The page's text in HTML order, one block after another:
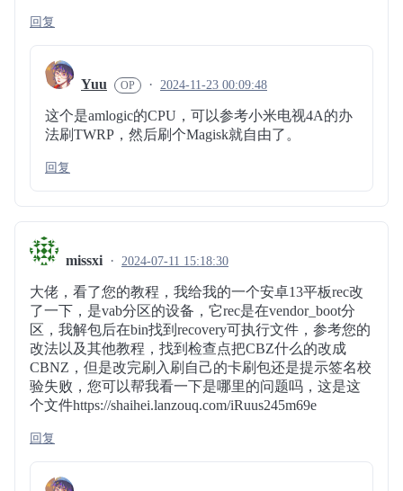
回复
Yuu 2024-11-23 00:09:48
这个是amlogic的CPU，可以参考小米电视4A的办
法刷TWRP，然后刷个Magisk就自由了。
回复
missxi 2024-07-11 15:18:30
大佬，看了您的教程，我给我的一个安卓13平板rec改
了一下，是vab分区的设备，它rec是在vendor_boot分
区，我解包后在bin找到recovery可执行文件，参考您的
改法以及其他教程，找到检查点把CBZ什么的改成
CBNZ，但是改完刷入刷自己的卡刷包还是提示签名校
验失败，您可以帮我看一下是哪里的问题吗，这是这
个文件https://shaihei.lanzouq.com/iRuus245m69e
回复